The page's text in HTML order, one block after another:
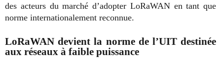
des acteurs du marché d’adopter LoRaWAN en tant que
norme internationalement reconnue.
LoRaWAN devient la norme de l’UIT destinée
aux réseaux à faible puissance